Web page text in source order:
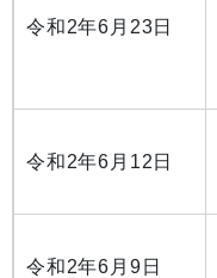
令和2年6月23日
令和2年6月12日
令和2年6月9日